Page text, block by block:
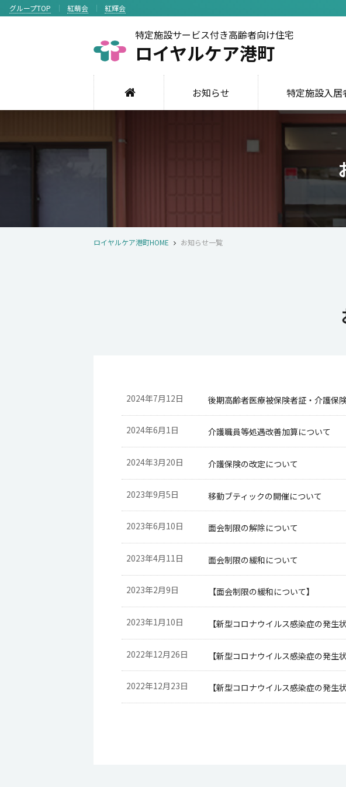
グループTOP 紅萌会 紅輝会
特定施設サービス付き高齢者向け住宅
ロイヤルケア港町
お知らせ 特定施設入
ロイヤルケア港町HOME お知らせ一覧
2024年7月12日 後期高齢者医療被保険者証・介護保
2024年6月1日 介護職員等処遇改善加算について
2024年3月20日 介護保険の改定について
2023年9月5日 移動ブティックの開催について
2023年6月10日 面会制限の解除について
2023年4月11日 面会制限の緩和について
2023年2月9日 【面会制限の緩和について】
2023年1月10日 【新型コロナウイルス感染症の発生
2022年12月26日 【新型コロナウイルス感染症の発生
2022年12月23日 【新型コロナウイルス感染症の発生